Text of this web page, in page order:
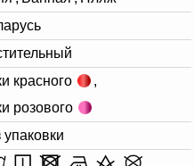
красного
,
розового
упаковки